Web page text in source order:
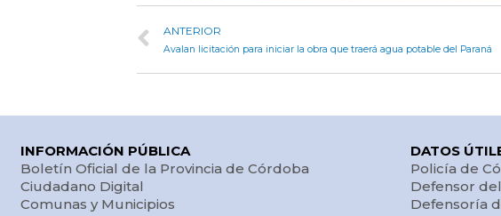
ANTERIOR
Avalan licitación para iniciar la obra que traerá agua potable del Paraná
INFORMACIÓN PÚBLICA
Boletín Oficial de la Provincia de Córdoba
Ciudadano Digital
Comunas y Municipios
DATOS
Policía de
Defensor
Defensoría